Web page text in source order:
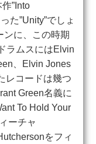
”Into
た”Unity”でしょ
ンに、この時期
ラムスにはElvin
、Elvin Jones
レコードは幾つ
Green名義に
To Hold Your
ーチャ
をフィ